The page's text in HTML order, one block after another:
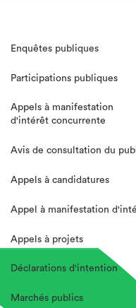
Enquêtes publiques
Participations publiques
Appels à manifestation
d'intérêt concurrente
Avis de consultation du
Appels à candidatures
Appel à manifestation
Appels à projets
Déclarations d'intention
Marchés publics